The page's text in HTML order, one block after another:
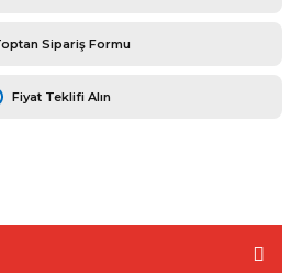
Sipariş Formu
Fiyat Teklifi Alın